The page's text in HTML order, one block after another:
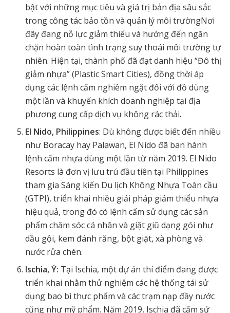
bật với những mục tiêu và giá trị bản địa sâu sắc
trong công tác bảo tồn và quản lý môi trườngNơi
đây đang nỗ lực giảm thiểu và hướng đến ngăn
chặn hoàn toàn tình trạng suy thoái môi trường tự
nhiên. Hiện tại, thành phố đã đạt danh hiệu “Đô thị
giảm nhựa” (Plastic Smart Cities), đồng thời áp
dụng các lệnh cấm nghiêm ngặt đối với đồ dùng
một lần và khuyến khích doanh nghiệp tại địa
phương cung cấp dịch vụ không rác thải.
El Nido, Philippines: Dù không được biết đến nhiều
như Boracay hay Palawan, El Nido đã ban hành
lệnh cấm nhựa dùng một lần từ năm 2019. El Nido
Resorts là đơn vị lưu trú đầu tiên tại Philippines
tham gia Sáng kiến Du lịch Không Nhựa Toàn cầu
(GTPI), triển khai nhiều giải pháp giảm thiểu nhựa
hiệu quả, trong đó có lệnh cấm sử dụng các sản
phẩm chăm sóc cá nhân và giặt giũ dạng gói như
dầu gội, kem đánh răng, bột giặt, xà phòng và
nước rửa chén.
Ischia, Ý: Tại Ischia, một dự án thí điểm đang được
triển khai nhằm thử nghiệm các hệ thống tái sử
dụng bao bì thực phẩm và các trạm nạp đầy nước
cũng như mỹ phẩm. Năm 2019, Ischia đã cấm sử